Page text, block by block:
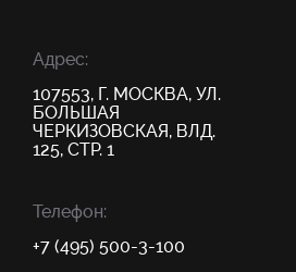
Адрес:
107553, Г. МОСКВА, УЛ.
БОЛЬШАЯ
ЧЕРКИЗОВСКАЯ, ВЛД.
125, СТР. 1
Телефон:
+7 (495) 500-3-100